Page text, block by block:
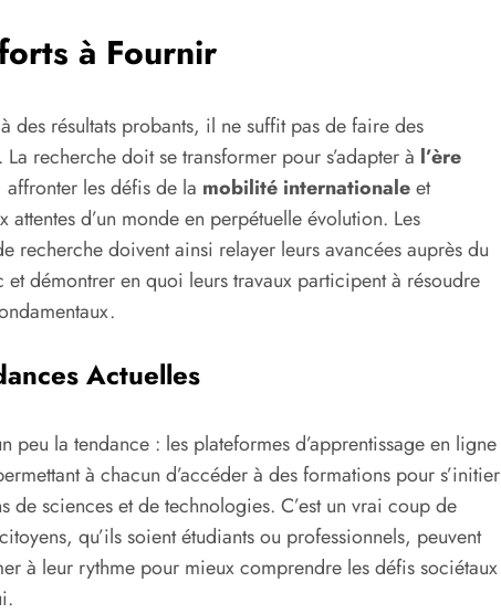
à Fournir
des résultats probants, il ne suffit pas de faire des
La recherche doit se transformer pour s’adapter à l’ère
affronter les défis de la mobilité internationaleet
attentes d’un monde en perpétuelle évolution. Les
recherche doivent ainsi relayer leurs avancées auprès du
démontrer en quoi leurs travaux participent à résoudre
Actuelles
peu la tendance : les plateformes d’apprentissage en ligne
à chacun d’accéder à des formations pour s’initier
de sciences et de technologies. C’est un vrai coup de
qu’ils soient étudiants ou professionnels, peuvent
à leur rythme pour mieux comprendre les défis sociétaux